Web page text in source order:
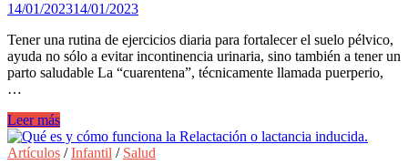
en
niños
y
niñas.
14/01/202314/01/2023
Tener una rutina de ejercicios diaria para fortalecer el suelo pélvico,
ayuda no sólo a evitar incontinencia urinaria, sino también a tener un
parto saludable La “cuarentena”, técnicamente llamada puerperio,
…
5
ejercicios
para
Leer más
Artículos /Infantil / Salud